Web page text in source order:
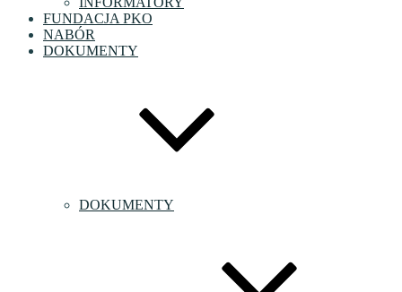
FUNDACJA PKO
NABÓR
DOKUMENTY
DOKUMENTY